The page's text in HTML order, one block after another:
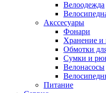
Велоодежда
Акссесуары
Фонари
Хранение и
Обмотки
Сумки и
Велонасосы
Питание